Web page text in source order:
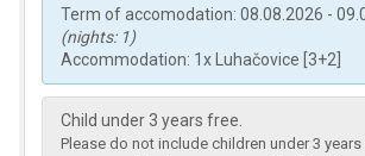
Term of accomodation: 08.08.2026 -
(nights: 1)
Accommodation: 1x Luhačovice [3+2]
Child under 3 years free.
Please do not include children under 3 years